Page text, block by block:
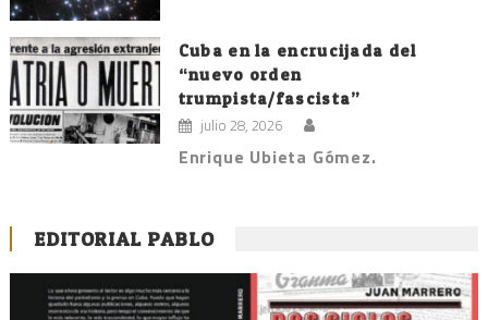
Cuba en la encrucijada del
“nuevo orden
trumpista/fascista”
julio 28, 2026
Enrique Ubieta Gómez.
EDITORIAL PABLO